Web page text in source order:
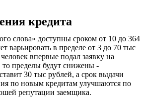
кредита
слова» доступны сроком от 10 до 364
варьировать в пределе от 3 до 70 тыс
впервые подал заявку на
пределы будут снижены -
30 тыс рублей, а срок выдачи
по новым кредитам улучшаются по
репутации заемщика.